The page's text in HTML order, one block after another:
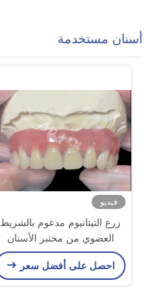
أسنان مستخدمة
فيديو
زرع التيتانيوم مدعوم بالشريط
العضوي من مختبر الأسنان
الصيني
احصل على أفضل سعر